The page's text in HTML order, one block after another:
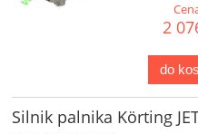
2
do
Silnik palnika Körting